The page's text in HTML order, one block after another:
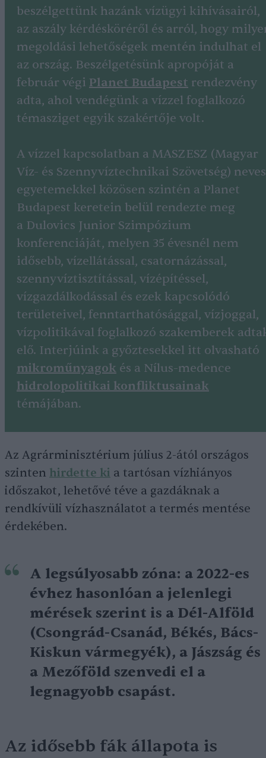
beszélgettünk hazánk vízügyi kihívásairól,
az aszály kérdésköréről és arról, hogy
megoldási lehetőségek mentén indulhat el
az ország. Beszélgetésünk apropóját a
február végi Planet Budapest rendezvény
adta, ahol vendégünk a vízzel foglalkozó
témasziget egyik szakértője volt.
A vízzel kapcsolatban a MASZESZ (Magyar
Víz- és Szennyvíztechnikai Szövetség) neves
egyetemekkel közösen szintén a Planet
Budapest keretein belül rendezte meg
a Dulovics Junior Szimpózium
konferenciáját, melyen 35 évesnél nem
idősebb, vízellátással, csatornázással,
szennyvíztisztítással, vízépítéssel,
vízgazdálkodással és ezek kapcsolódó
területeivel, fenntarthatósággal, vízjoggal,
vízpolitikával foglalkozó szakemberek
elő. Interjúink a győztesekkel itt olvasható
mikroműnyagok és a Nílus-medence
hidrolopolitikai konfliktusainak
témájában.
Az Agrárminisztérium július 2-ától országos
szinten hirdette ki a tartósan vízhiányos
időszakot, lehetővé téve a gazdáknak a
rendkívüli vízhasználatot a termés mentése
érdekében.
A legsúlyosabb zóna: a 2022-es
évhez hasonlóan a jelenlegi
mérések szerint is a Dél-Alföld
(Csongrád-Csanád, Békés, Bács-
Kiskun vármegyék), a Jászság és
a Mezőföld szenvedi el a
legnagyobb csapást.
Az idősebb fák állapota is